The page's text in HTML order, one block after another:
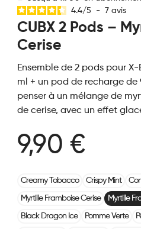
4.4/5 - 7 avis
CUBX 2 Pods –
Cerise
Ensemble de 2 pods pour
ml + un pod de recharge de
penser à un mélange de
de cerise, avec un effet
9,90 €
Creamy Tobacco Crispy Mint
Myrtille Framboise Cerise Myrtille
Black Dragon Ice Pomme Verte